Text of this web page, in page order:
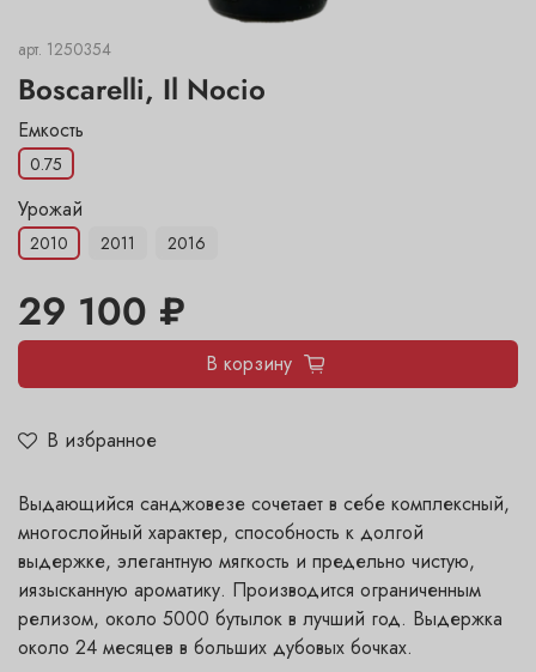
арт. 1250354
Boscarelli, Il Nocio
В избранное
Емкость
0.75
Урожай
2010 2011 2016
29 100 ₽
В корзину
Выдающийся санджовезе сочетает в себе комплексный,
многослойный характер, способность к долгой
выдержке, элегантную мягкость и предельно чистую,
иязысканную ароматику. Производится ограниченным
релизом, около 5000 бутылок в лучший год. Выдержка
около 24 месяцев в больших дубовых бочках.